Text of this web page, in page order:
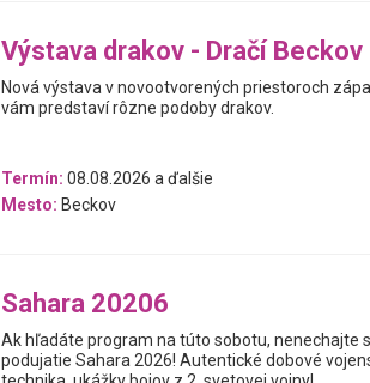
Výstava drakov - Dračí Beckov
Nová výstava v novootvorených priestoroch
vám predstaví rôzne podoby drakov.
Termín: 08.08.2026 a ďalšie
Mesto: Beckov
Sahara 20206
Ak hľadáte program na túto sobotu, nenechajte
podujatie Sahara 2026! Autentické dobové